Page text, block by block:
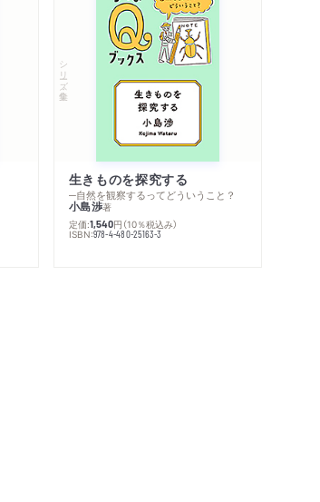
シリーズ・全集
生きものを探究する
─自然を観察するってどういうこと？
小島渉著
定価:1,540円 （10％税込み）
ISBN:978-4-480-25163-3